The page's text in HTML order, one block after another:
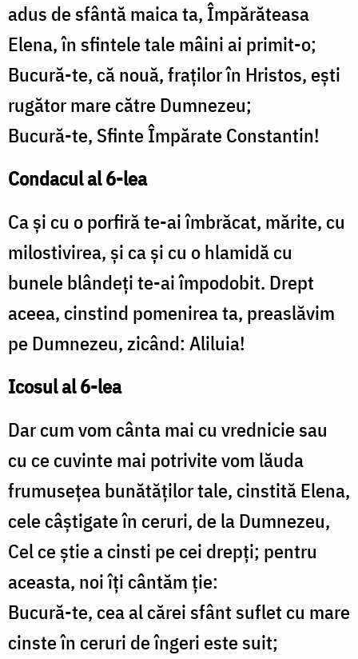
adus de sfântă maica ta, Împărăteasa
Elena, în sfintele tale mâini ai primit-o;
Bucură-te, că nouă, fraţilor în Hristos, eşti
rugător mare către Dumnezeu;
Bucură-te, Sfinte Împărate Constantin!
Condacul al 6-lea
Ca şi cu o porfiră te-ai îmbrăcat, mărite, cu
milostivirea, şi ca şi cu o hlamidă cu
bunele blândeţi te-ai împodobit. Drept
aceea, cinstind pomenirea ta, preaslăvim
pe Dumnezeu, zicând: Aliluia!
Icosul al 6-lea
Dar cum vom cânta mai cu vrednicie sau
cu ce cuvinte mai potrivite vom lăuda
frumuseţea bunătăţilor tale, cinstită Elena,
cele câştigate în ceruri, de la Dumnezeu,
Cel ce ştie a cinsti pe cei drepţi; pentru
aceasta, noi îţi cântăm ţie:
Bucură-te, cea al cărei sfânt suflet cu mare
cinste în ceruri de îngeri este suit;